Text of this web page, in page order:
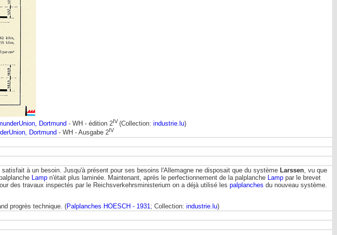
Dortmund - WH - édition 2IV (Collection: industrie.lu)
Dortmund - WH - Ausgabe 2 IV
à un besoin. Jusqu'à présent pour ses besoins l'Allemagne ne disposait que du système Larssen, vu que
Lamp n'était plus laminée. Maintenant, après le perfectionnement de la palplanche Lamp par le brevet
des travaux inspectés par le Reichsverkehrsministerium on a déjà utilisé les palplanches du nouveau système.
progrès technique. (Palplanches HOESCH - 1931; Collection: industrie.lu)